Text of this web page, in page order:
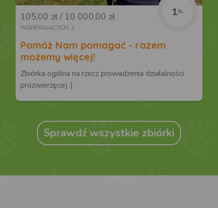
105,00 zł / 10 000,00 zł
WSPIERAJĄCYCH: 2
1%
Pomóż Nam pomagać - razem
możemy więcej!
Zbiórka ogólna na rzecz prowadzenia działalności
prozwierzęcej :)
Sprawdź wszystkie zbiórki